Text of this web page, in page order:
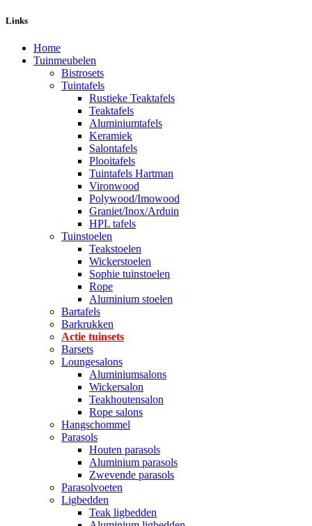
Links
Home
Tuinmeubelen
Bistrosets
Tuintafels
Rustieke Teaktafels
Teaktafels
Aluminiumtafels
Keramiek
Salontafels
Plooitafels
Tuintafels Hartman
Vironwood
Polywood/Imowood
Graniet/Inox/Arduin
HPL tafels
Tuinstoelen
Teakstoelen
Wickerstoelen
Sophie tuinstoelen
Rope
Aluminium stoelen
Bartafels
Barkrukken
Actie tuinsets
Barsets
Loungesalons
Aluminiumsalons
Wickersalon
Teakhoutensalon
Rope salons
Hangschommel
Parasols
Houten parasols
Aluminium parasols
Zwevende parasols
Parasolvoeten
Ligbedden
Teak ligbedden